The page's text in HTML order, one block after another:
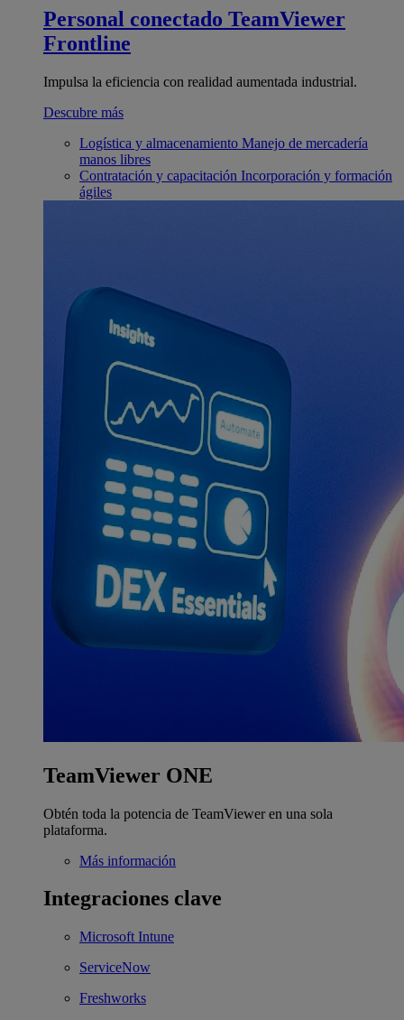
Personal conectado TeamViewer
Frontline
Impulsa la eficiencia con realidad aumentada industrial.
Descubre más
Logística y almacenamiento Manejo de mercadería
manos libres
Contratación y capacitación Incorporación y formación
ágiles
TeamViewer ONE
Obtén toda la potencia de TeamViewer en una sola
plataforma.
Más información
Integraciones clave
Microsoft Intune
ServiceNow
Freshworks